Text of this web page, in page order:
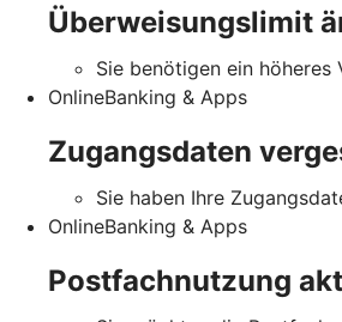
Überweisungslimit
Sie benötigen ein höheres
OnlineBanking & Apps
Zugangsdaten
Sie haben Ihre
OnlineBanking & Apps
Postfachnutzung